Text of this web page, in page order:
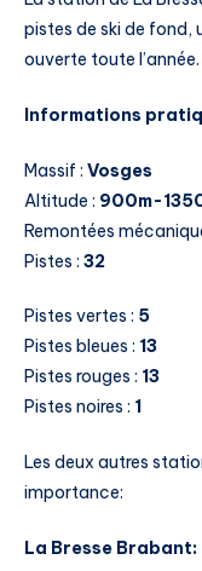
pistes de ski de fond,
ouverte toute
Informations
Massif : Vosges
Altitude : 900m-
Remontées
Pistes : 32
Pistes vertes : 5
Pistes bleues : 13
Pistes rouges : 13
Pistes noires : 1
Les deux autres
importance:
La Bresse Brabant: